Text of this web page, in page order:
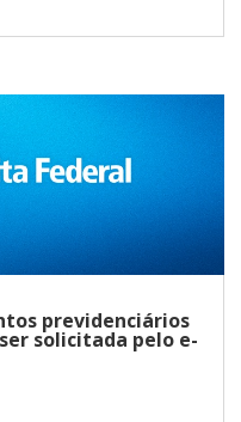
previdenciários
ser solicitada pelo e-